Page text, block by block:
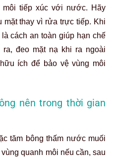
tiếp xúc với nước. Hãy
mặt thay vì rửa trực tiếp. Khi
cách an toàn giúp hạn chế
đeo mặt nạ khi ra ngoài
ích để bảo vệ vùng môi
nên trong thời gian
tăm bông thấm nước muối
quanh môi nếu cần, sau